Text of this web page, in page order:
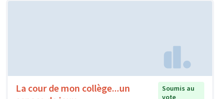
La cour de mon collège...un
Soumis au
vote